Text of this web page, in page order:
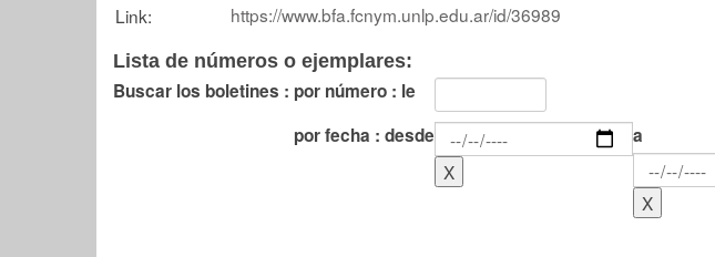
Link:
https://www.bfa.fcnym.unlp.edu.ar/id/36989
Lista de números o ejemplares:
Buscar los boletines : por número : le
por fecha : desde
a